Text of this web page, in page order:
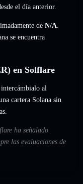
el día anterior.
de N/A.
se encuentra
en Solflare
al
cartera Solana sin
ha señalado
las evaluaciones de